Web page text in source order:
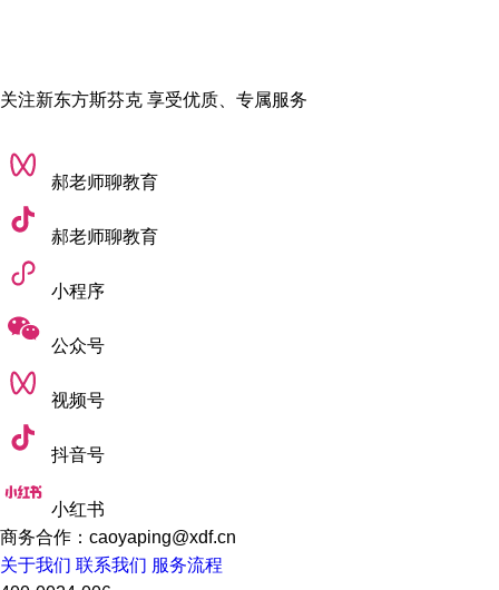
关注新东方斯芬克 享受优质、专属服务
郝老师聊教育
郝老师聊教育
小程序
公众号
视频号
抖音号
小红书
商务合作：caoyaping@xdf.cn
关于我们 联系我们 服务流程